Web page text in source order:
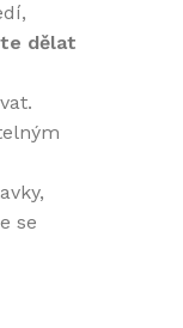
dělat
se